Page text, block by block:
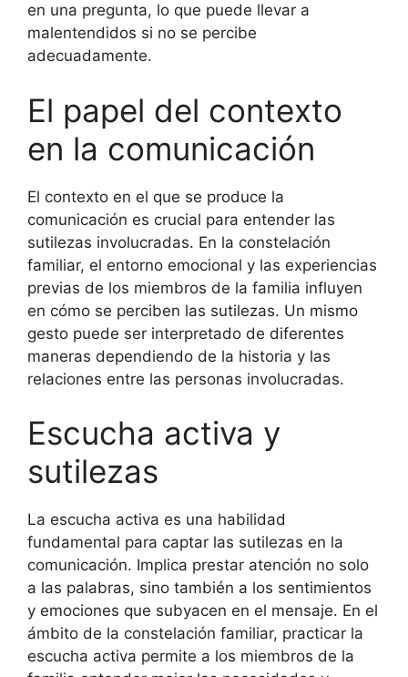
en una pregunta, lo que puede llevar a
malentendidos si no se percibe
adecuadamente.
El papel del contexto
en la comunicación
El contexto en el que se produce la
comunicación es crucial para entender las
sutilezas involucradas. En la constelación
familiar, el entorno emocional y las experiencias
previas de los miembros de la familia influyen
en cómo se perciben las sutilezas. Un mismo
gesto puede ser interpretado de diferentes
maneras dependiendo de la historia y las
relaciones entre las personas involucradas.
Escucha activa y
sutilezas
La escucha activa es una habilidad
fundamental para captar las sutilezas en la
comunicación. Implica prestar atención no solo
a las palabras, sino también a los sentimientos
y emociones que subyacen en el mensaje. En el
ámbito de la constelación familiar, practicar la
escucha activa permite a los miembros de la